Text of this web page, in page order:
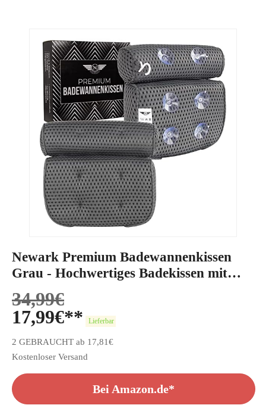
Newark Premium Badewannenkissen
Grau - Hochwertiges Badekissen mit
verstärkten Saugnäpfen
34,99€
17,99€ Lieferbar
2 GEBRAUCHT ab 17,81€
Kostenloser Versand
Bei Amazon.de*